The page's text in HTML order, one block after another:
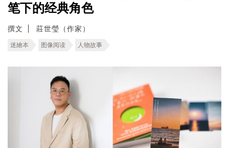
笔下的经典角色
撰文 莊世瑩（作家）
迷繪本 图像阅读 人物故事